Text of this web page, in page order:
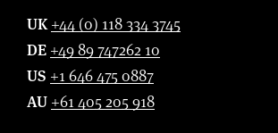
UK +44 (0) 118 334 3745
DE +49 89 747262 10
US +1 646 475 0887
AU +61 405 205 918